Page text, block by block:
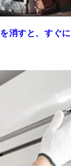
消すと、すぐに